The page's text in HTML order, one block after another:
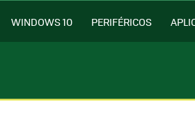
WINDOWS 10 PERIFÉRICOS